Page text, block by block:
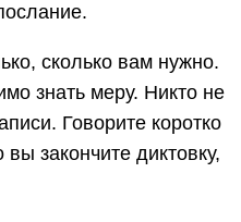
сколько вам нужно.
знать меру. Никто не
Говорите коротко
закончите диктовку,